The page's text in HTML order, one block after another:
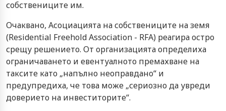
собствениците им.
Очаквано, Асоциацията на собствениците на земя
(Residential Freehold Association - RFA) реагира остро
срещу решението. От организацията определиха
ограничаването и евентуалното премахване на
таксите като „напълно неоправдано“ и
предупредиха, че това може „сериозно да увреди
доверието на инвеститорите“.